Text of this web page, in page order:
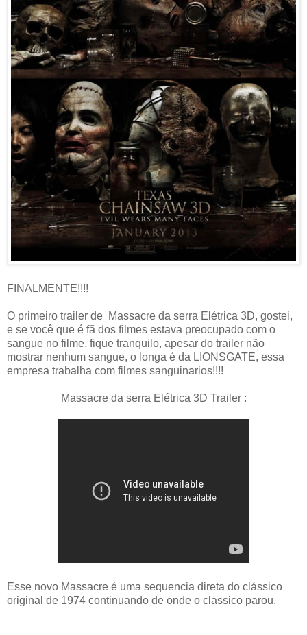
FINALMENTE!!!!
O primeiro trailer de Massacre da serra Elétrica 3D, gostei,
e se você que é fã dos filmes estava preocupado com o
sangue no filme, fique tranquilo, apesar do trailer não
mostrar nenhum sangue, o longa é da LIONSGATE, essa
empresa trabalha com filmes sanguinarios!!!!
Massacre da serra Elétrica 3D Trailer :
Esse novo Massacre é uma sequencia direta do clássico
original de 1974 continuando de onde o classico parou.